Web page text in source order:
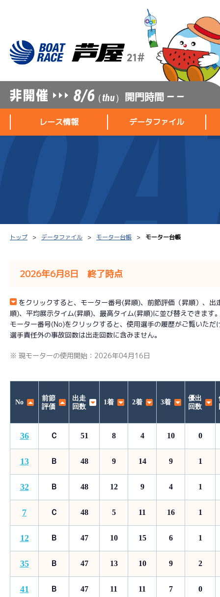
8/6（thu） 開門時間 — —
レース情報
レース結果一覧
出走表PDF
モーター抽選結果・
選手コ
データファイル
ボートデータ
出目データ
トップ データファイル モーター台帳 モーター台帳
2026年6月8日 終了時点
をクリックすると、モーター番号(昇順)、前節評価（昇順）、
順)、平均展示タイム(昇順)、最高タイム(昇順)に並び替えできます
モーター番号(No)をクリックすると、使用選手の履歴がご覧いただ
選手責任外の事故回数は出走回数に含みません。
※ 現モーターの使用開始：2026年04月16日
No
前節
評価
出走
回数
1着 2着 3着
優出
回数
36 Ｃ 51 8 4 10 0
13 Ｂ 48 9 14 9 1
32 Ｂ 48 12 9 4 1
7 Ｃ 48 5 11 16 1
12 Ｂ 47 10 15 6 1
35 Ｂ 47 13 10 9 2
41 Ｂ 47 11 11 7 0